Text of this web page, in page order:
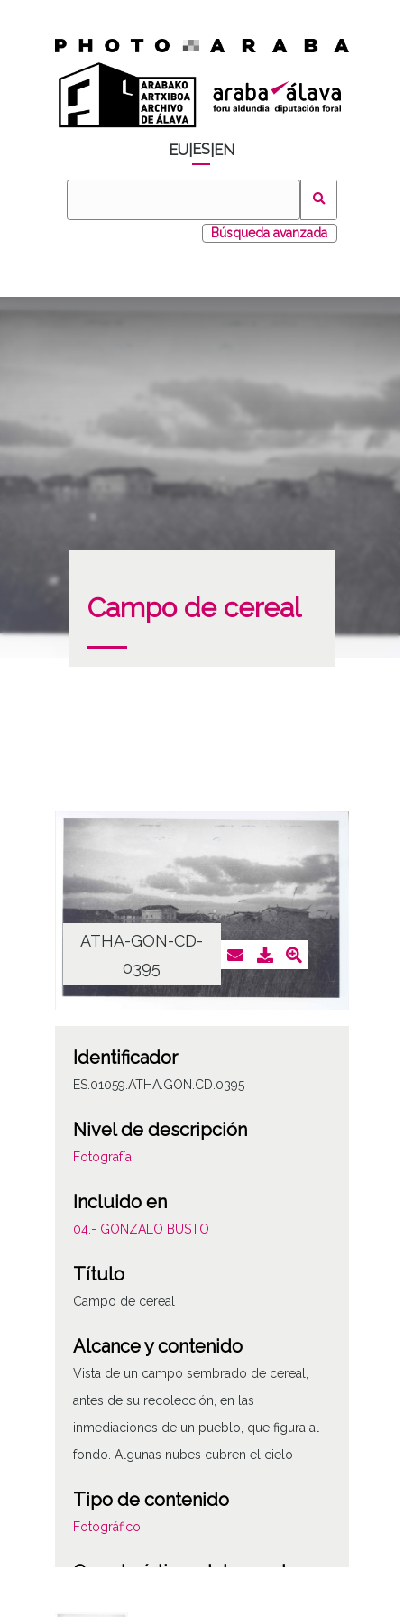
EU ES EN
Búsqueda avanzada
Campo de cereal
ATHA-GON-CD-
0395
Identificador
ES.01059.ATHA.GON.CD.0395
Nivel de descripción
Fotografía
Incluido en
04.- GONZALO BUSTO
Título
Campo de cereal
Alcance y contenido
Vista de un campo sembrado de cereal,
antes de su recolección, en las
inmediaciones de un pueblo, que figura al
fondo. Algunas nubes cubren el cielo
Tipo de contenido
Fotográfico
Características del soporte